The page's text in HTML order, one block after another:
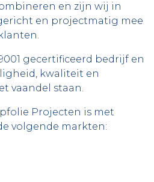
en zijn wij in
en projectmatig mee
gecertificeerd bedrijf en
kwaliteit en
vaandel staan.
Projecten is met
volgende markten: